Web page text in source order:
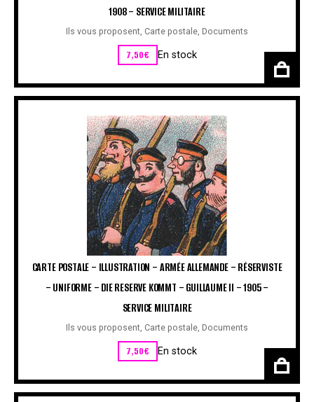
1908 – SERVICE MILITAIRE
Ils vous proposent, Carte postale, Documents
7,50€ En stock
CARTE POSTALE – ILLUSTRATION – ARMÉE ALLEMANDE – RÉSERVISTE
– UNIFORME – DIE RESERVE KOMMT – GUILLAUME II – 1905 –
SERVICE MILITAIRE
Ils vous proposent, Carte postale, Documents
7,50€ En stock